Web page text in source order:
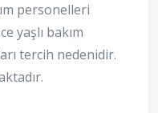
personelleri
yaşlı bakım
tercih nedenidir.